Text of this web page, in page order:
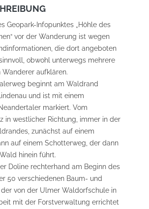
Geopark-Infopunktes „Höhle des
vor der Wanderung ist wegen
die dort angeboten
obwohl unterwegs mehrere
Wanderer aufklären.
beginnt am Waldrand
und ist mit einem
markiert. Vom
in westlicher Richtung, immer in der
zunächst auf einem
auf einem Schotterweg, der dann
hinein führt.
Doline rechterhand am Beginn des
50 verschiedenen Baum- und
von der Ulmer Waldorfschule in
mit der Forstverwaltung errichtet